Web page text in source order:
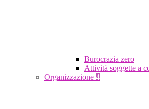
Burocrazia zero
Attività soggette a
Organizzazione 4